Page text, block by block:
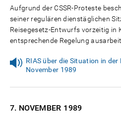
Aufgrund der CSSR-Proteste
seiner regulären dienstäglichen
Reisegesetz-Entwurfs vorzeitig in
entsprechende Regelung
RIAS über die Situation in
November 1989
7. NOVEMBER 1989